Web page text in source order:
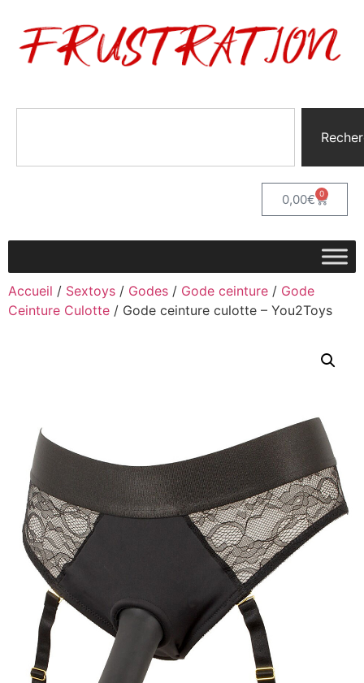
0,00€ 0
Accueil / Sextoys / Godes / Gode ceinture / Gode
Ceinture Culotte / Gode ceinture culotte – You2Toys